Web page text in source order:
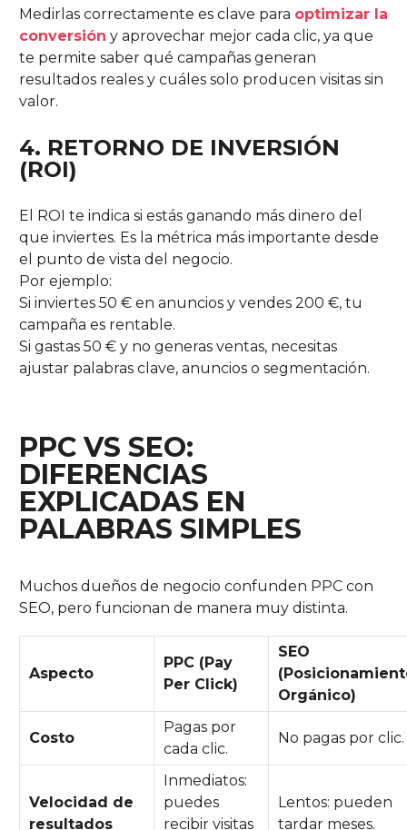
Medirlas correctamente es clave para optimizar la
conversión y aprovechar mejor cada clic, ya que
te permite saber qué campañas generan
resultados reales y cuáles solo producen visitas sin
valor.
4. RETORNO DE INVERSIÓN
(ROI)
El ROI te indica si estás ganando más dinero del
que inviertes. Es la métrica más importante desde
el punto de vista del negocio.
Por ejemplo:
Si inviertes 50 € en anuncios y vendes 200 €, tu
campaña es rentable.
Si gastas 50 € y no generas ventas, necesitas
ajustar palabras clave, anuncios o segmentación.
PPC VS SEO:
DIFERENCIAS
EXPLICADAS EN
PALABRAS SIMPLES
Muchos dueños de negocio confunden PPC con
SEO, pero funcionan de manera muy distinta.
Aspecto
PPC (Pay
Per Click)
SEO
Orgánico)
Costo
Pagas por
cada clic.
No pagas por clic.
Velocidad de
resultados
Inmediatos:
puedes
recibir visitas
Lentos: pueden
tardar meses.